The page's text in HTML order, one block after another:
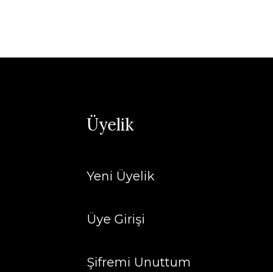
Üyelik
Yeni Üyelik
Üye Girişi
Şifremi Unuttum